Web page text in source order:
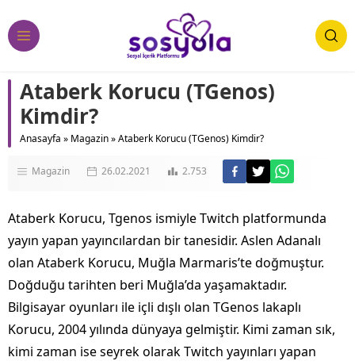
Ataberk Korucu (TGenos)
Kimdir?
Anasayfa » Magazin»Ataberk Korucu (TGenos) Kimdir?
Magazin 26.02.2021 2.753
Ataberk Korucu, Tgenos ismiyle Twitch platformunda
yayın yapan yayıncılardan bir tanesidir. Aslen Adanalı
olan Ataberk Korucu, Muğla Marmaris’te doğmuştur.
Doğduğu tarihten beri Muğla’da yaşamaktadır.
Bilgisayar oyunları ile içli dışlı olan TGenos lakaplı
Korucu, 2004 yılında dünyaya gelmiştir. Kimi zaman sık,
kimi zaman ise seyrek olarak Twitch yayınları yapan